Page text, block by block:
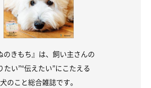
のきもち』は、飼い主さんの
たい”“伝えたい”にこたえる
犬のこと総合雑誌です。